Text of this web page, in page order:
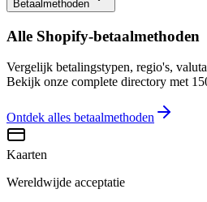
Betaalmethoden
Alle Shopify-betaalmethoden
Vergelijk betalingstypen, regio's,
Bekijk onze complete directory met
Ontdek alles betaalmethoden
Kaarten
Wereldwijde acceptatie